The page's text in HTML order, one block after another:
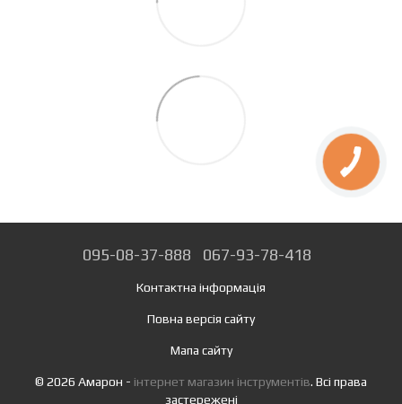
095-08-37-888 067-93-78-418
Контактна інформація
Повна версія сайту
Мапа сайту
© 2026 Амарон - інтернет магазин інструментів. Всі права
застережені